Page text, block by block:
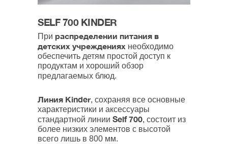
SELF 700 KINDER
При распределении питания в
детских учреждениях необходимо
обеспечить детям простой доступ к
продуктам и хороший обзор
предлагаемых блюд.
Линия Kinder, сохраняя все основные
характеристики и аксессуары
стандартной линии Self 700, состоит из
более низких элементов с высотой
всего лишь в 800 мм.